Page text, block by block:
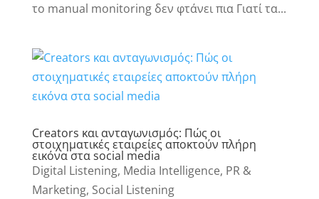
το manual monitoring δεν φτάνει πια Γιατί τα...
Creators και ανταγωνισμός: Πώς οι
στοιχηματικές εταιρείες αποκτούν πλήρη
εικόνα στα social media
Digital Listening, Media Intelligence, PR &
Marketing, Social Listening